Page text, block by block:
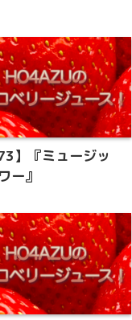
】『ミュージッ
ー』